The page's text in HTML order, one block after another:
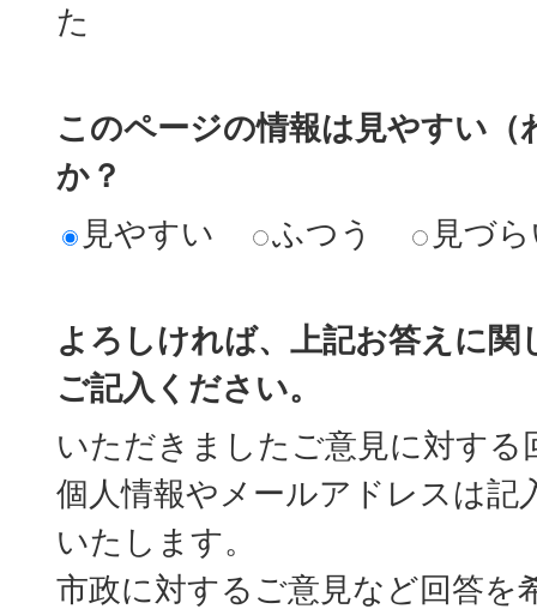
た
このページの情報は見やすい
か？
見やすい
ふつう 見づ
よろしければ、上記お答えに関
ご記入ください。
いただきましたご意見に対する
個人情報やメールアドレスは記
いたします。
市政に対するご意見など回答を